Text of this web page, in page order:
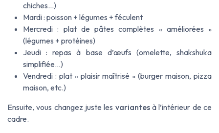
chiches…)
Mardi : poisson + légumes + féculent
Mercredi : plat de pâtes complètes « améliorées »
(légumes + protéines)
Jeudi : repas à base d’œufs (omelette, shakshuka
simplifiée…)
Vendredi : plat « plaisir maîtrisé » (burger maison, pizza
maison, etc.)
Ensuite, vous changez juste les variantesà l’intérieur de ce
cadre.